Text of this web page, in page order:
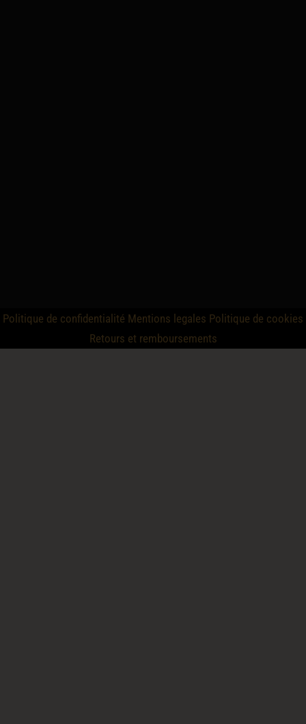
Politique de confidentialité Mentions legales Politique de cookies
Retours et remboursements